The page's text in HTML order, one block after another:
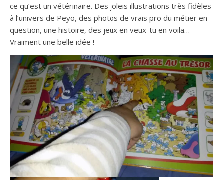
ce qu’est un vétérinaire. Des joleis illustrations très fidèles
à l’univers de Peyo, des photos de vrais pro du métier en
question, une histoire, des jeux en veux-tu en voila…
Vraiment une belle idée !